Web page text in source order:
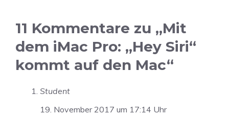
11 Kommentare zu „Mit
dem iMac Pro: „Hey Siri“
kommt auf den Mac“
Student
19. November 2017 um 17:14 Uhr